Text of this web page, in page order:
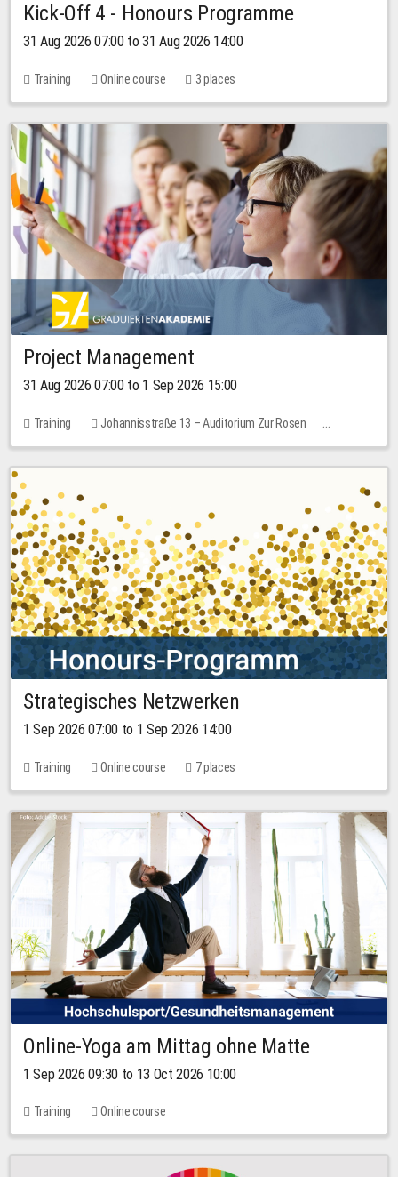
Kick-Off 4 - Honours Programme
31 Aug 2026 07:00 to 31 Aug 2026 14:00
Training Online course 3 places
Project Management
31 Aug 2026 07:00 to 1 Sep 2026 15:00
Training
Johannisstraße 13 – Auditorium Zur Rosen
No free places
30.00 EUR
Strategisches Netzwerken
1 Sep 2026 07:00 to 1 Sep 2026 14:00
Training Online course 7 places
Online-Yoga am Mittag ohne Matte
1 Sep 2026 09:30 to 13 Oct 2026 10:00
Training Online course